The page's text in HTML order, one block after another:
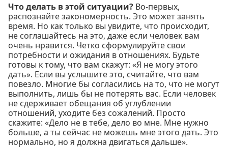
Что делать в этой ситуации? Во-первых,
распознайте закономерность. Это может занять
время. Но как только вы увидите, что происходит,
не соглашайтесь на это, даже если человек вам
очень нравится. Четко сформулируйте свои
потребности и ожидания в отношениях. Будьте
готовы к тому, что вам скажут: «Я не могу этого
дать». Если вы услышите это, считайте, что вам
повезло. Многие бы согласились на то, что не могут
выполнить, лишь бы не потерять вас. Если человек
не сдерживает обещания об углублении
отношений, уходите без сожалений. Просто
скажите: «Дело не в тебе, дело во мне. Мне нужно
больше, а ты сейчас не можешь мне этого дать. Это
нормально, но я должна двигаться дальше».